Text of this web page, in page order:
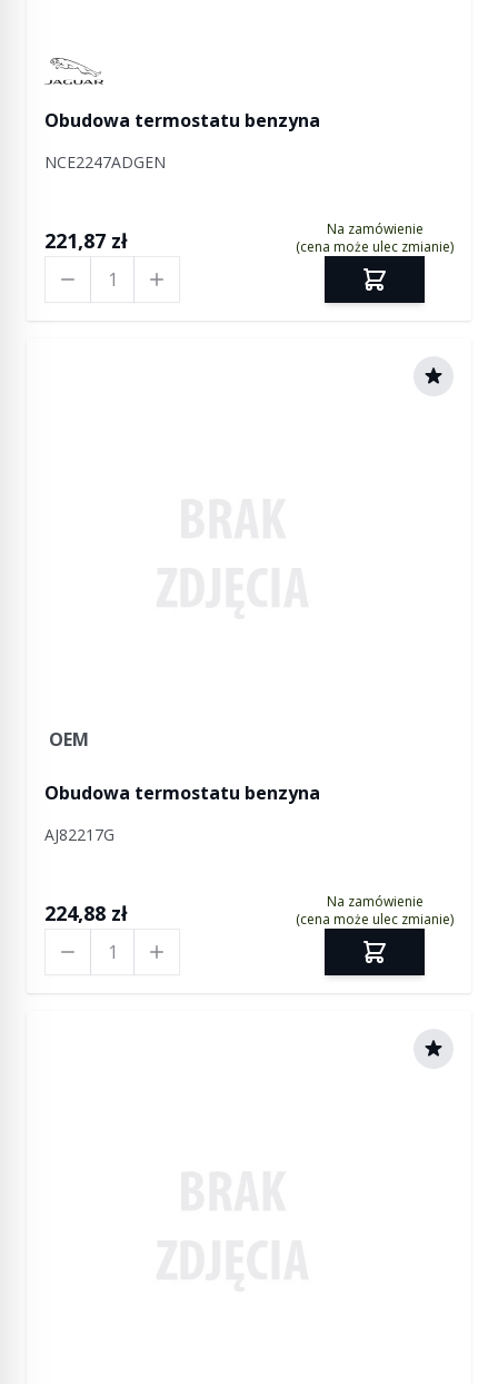
Manufactured by Jaguar
Obudowa termostatu benzyna
NCE2247ADGEN
221,87 zł
Na zamówienie
(cena może ulec zmianie)
OEM
Obudowa termostatu benzyna
AJ82217G
224,88 zł
Na zamówienie
(cena może ulec zmianie)